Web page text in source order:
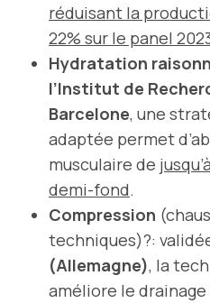
réduisant la
22% sur le panel
Hydratation
l’Institut de
Barcelone, une
adaptée permet
musculaire de
demi-fond.
Compression
techniques)?:
(Allemagne), la
améliore le